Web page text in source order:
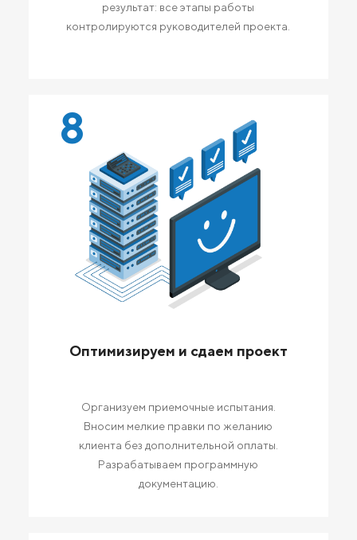
результат: все этапы работы
контролируются руководителей проекта.
8
Оптимизируем и сдаем проект
Организуем приемочные испытания.
Вносим мелкие правки по желанию
клиента без дополнительной оплаты.
Разрабатываем программную
документацию.